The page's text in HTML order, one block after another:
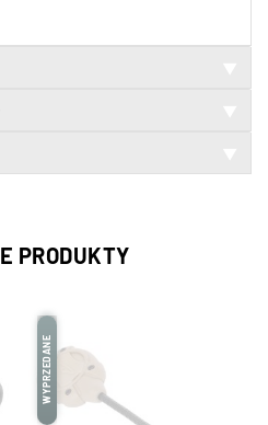
PRODUKTY
WYPRZEDANE